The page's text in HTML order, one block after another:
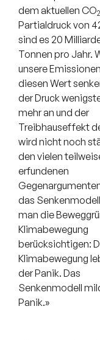
dem aktuellen CO2
Partialdruck von
sind es 20
Tonnen pro Jahr.
unsere
diesen Wert
der Druck
mehr an und der
Treibhauseffekt
wird nicht noch
den vielen
erfundenen
das
man die
Klimabewegung
berücksichtigen:
Klimabewegung
der Panik. Das
Senkenmodell
Panik.»